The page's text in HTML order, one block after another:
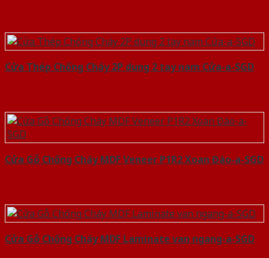
Cửa Thép Chống Cháy 2P dung 2 tay nam Cửa-a-SGD
Cửa Gỗ Chống Cháy MDF Veneer P1R2 Xoan Đào-a-SGD
Cửa Gỗ Chống Cháy MDF Laminate van ngang-a-SGD